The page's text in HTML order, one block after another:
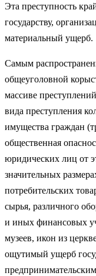
Эта преступность
государству,
материальный ущерб.
Самым
общеуголовной
массиве
вида преступления
имущества граждан
общественная
юридических лиц от
значительных
потребительских
сырья, различного
и иных финансовых
музеев, икон из
ощутимый ущерб